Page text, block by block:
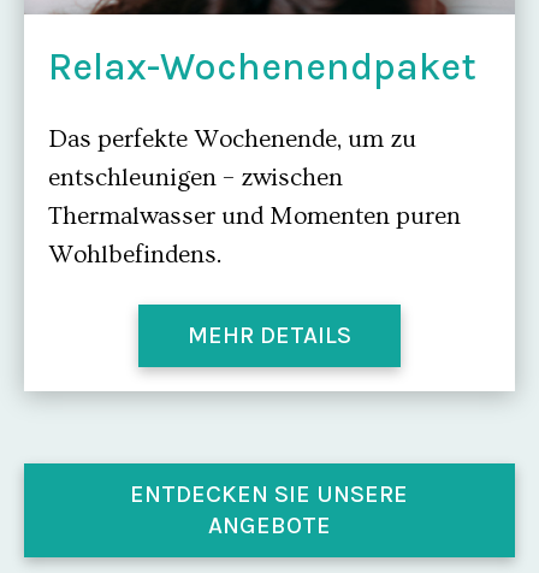
Relax-Wochenendpaket
Das perfekte Wochenende, um zu
entschleunigen – zwischen
Thermalwasser und Momenten puren
Wohlbefindens.
MEHR DETAILS
ENTDECKEN SIE UNSERE
ANGEBOTE